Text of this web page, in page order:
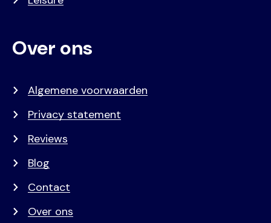
Over ons
Algemene voorwaarden
Privacy statement
Reviews
Blog
Contact
Over ons